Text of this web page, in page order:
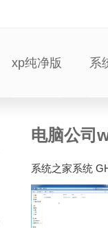
xp纯净版 系
电脑公司
系统之家系统